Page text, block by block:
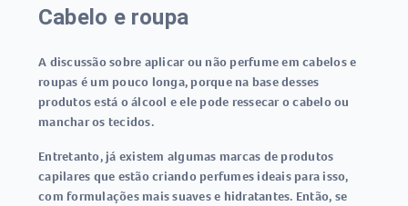
Cabelo e roupa
A discussão sobre aplicar ou não perfume em cabelos e
roupas é um pouco longa, porque na base desses
produtos está o álcool e ele pode ressecar o cabelo ou
manchar os tecidos.
Entretanto, já existem algumas marcas de produtos
capilares que estão criando perfumes ideais para isso,
com formulações mais suaves e hidratantes. Então, se